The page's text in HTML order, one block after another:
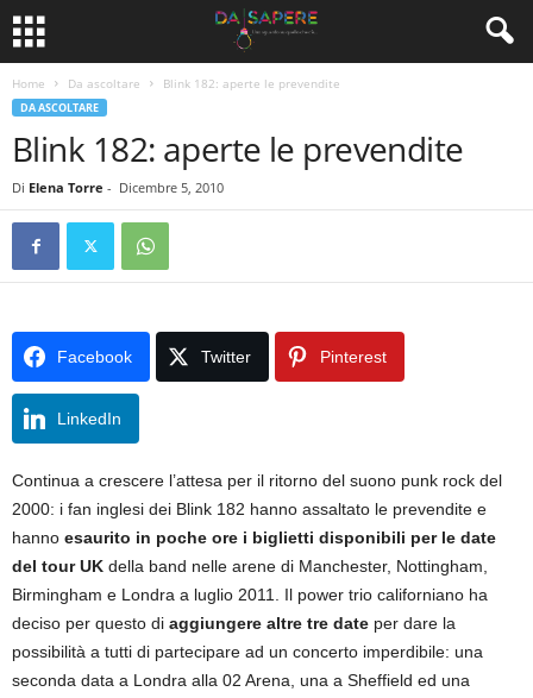
Home Da ascoltare Blink 182: aperte le prevendite
DA ASCOLTARE
Blink 182: aperte le prevendite
Di Elena Torre - Dicembre 5, 2010
Facebook Twitter Pinterest
LinkedIn
Continua a crescere l’attesa per il ritorno del suono punk rock del
2000: i fan inglesi dei Blink 182 hanno assaltato le prevendite e
hanno esaurito in poche ore i biglietti disponibili per le date
del tour UK della band nelle arene di Manchester, Nottingham,
Birmingham e Londra a luglio 2011. Il power trio californiano ha
deciso per questo di aggiungere altre tre date per dare la
possibilità a tutti di partecipare ad un concerto imperdibile: una
seconda data a Londra alla 02 Arena, una a Sheffield ed una